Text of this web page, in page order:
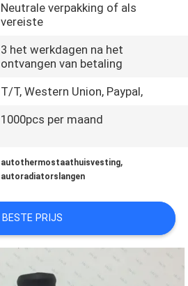
Neutrale verpakking of als
vereiste
3 het werkdagen na het
ontvangen van betaling
T/T, Western Union, Paypal,
1000pcs per maand
autothermostaathuisvesting,
autoradiatorslangen
BESTE PRIJS